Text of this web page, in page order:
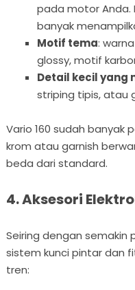
pada motor Anda.
banyak
Motif tema:
glossy, motif
Detail kecil yang
striping tipis, atau
Vario 160 sudah banyak
krom atau garnish
beda dari standard.
4. Aksesori
Seiring dengan
sistem kunci pintar dan
tren: